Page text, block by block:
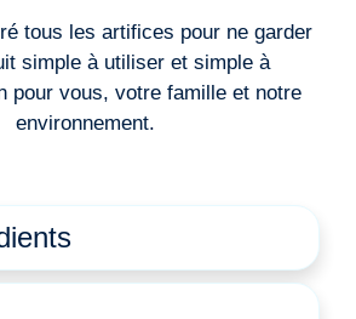
tous les artifices pour ne garder
simple à utiliser et simple à
pour vous, votre famille et notre
environnement.